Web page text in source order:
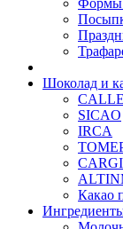
Формы
Шоколад и
SICAO
IRCA
Какао